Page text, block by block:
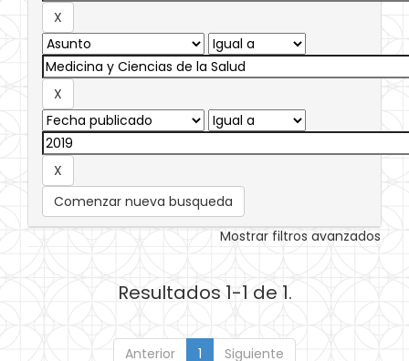
Comenzar nueva busqueda
Mostrar filtros avanzados
Resultados 1-1 de 1.
Anterior 1 Siguiente